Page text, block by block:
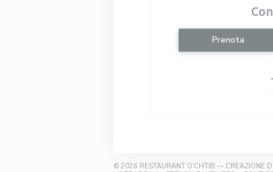
Prenota
© 2026 RESTAURANT O'CHTIB — CREAZIONE